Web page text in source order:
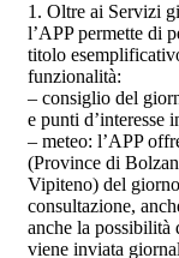
1. Oltre ai Servizi
l’APP permette di
titolo
funzionalità:
– consiglio del
e punti d’interesse
– meteo: l’APP
(Province di
Vipiteno) del
consultazione,
anche la possibilità
viene inviata